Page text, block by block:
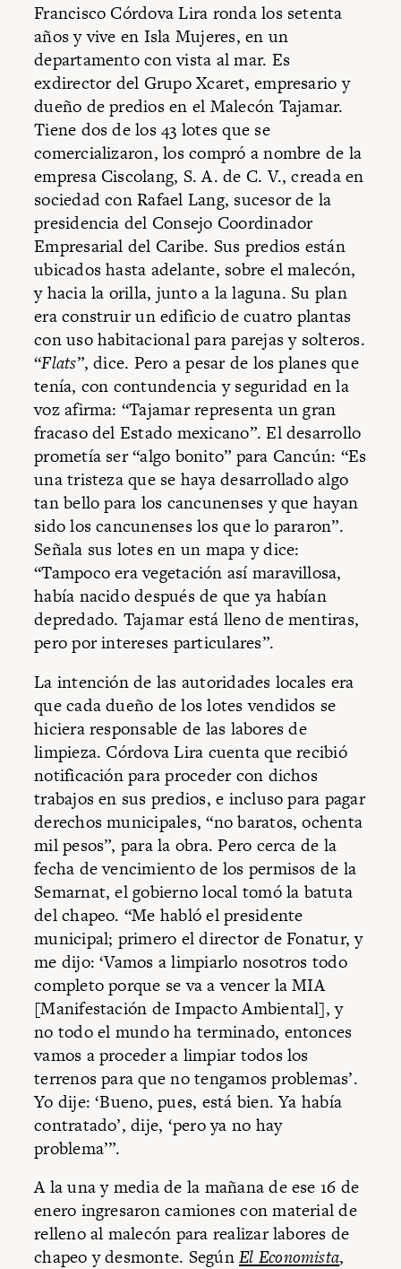
Francisco Córdova Lira ronda los setenta
años y vive en Isla Mujeres, en un
departamento con vista al mar. Es
exdirector del Grupo Xcaret, empresario y
dueño de predios en el Malecón Tajamar.
Tiene dos de los 43 lotes que se
comercializaron, los compró a nombre de la
empresa Ciscolang, S. A. de C. V., creada en
sociedad con Rafael Lang, sucesor de la
presidencia del Consejo Coordinador
Empresarial del Caribe. Sus predios están
ubicados hasta adelante, sobre el malecón,
y hacia la orilla, junto a la laguna. Su plan
era construir un edificio de cuatro plantas
con uso habitacional para parejas y solteros.
“Flats”, dice. Pero a pesar de los planes que
tenía, con contundencia y seguridad en la
voz afirma: “Tajamar representa un gran
fracaso del Estado mexicano”. El desarrollo
prometía ser “algo bonito” para Cancún: “Es
una tristeza que se haya desarrollado algo
tan bello para los cancunenses y que hayan
sido los cancunenses los que lo pararon”.
Señala sus lotes en un mapa y dice:
“Tampoco era vegetación así maravillosa,
había nacido después de que ya habían
depredado. Tajamar está lleno de mentiras,
pero por intereses particulares”.
La intención de las autoridades locales era
que cada dueño de los lotes vendidos se
hiciera responsable de las labores de
limpieza. Córdova Lira cuenta que recibió
notificación para proceder con dichos
trabajos en sus predios, e incluso para pagar
derechos municipales, “no baratos, ochenta
mil pesos”, para la obra. Pero cerca de la
fecha de vencimiento de los permisos de la
Semarnat, el gobierno local tomó la batuta
del chapeo. “Me habló el presidente
municipal; primero el director de Fonatur, y
me dijo: ‘Vamos a limpiarlo nosotros todo
completo porque se va a vencer la MIA
[Manifestación de Impacto Ambiental], y
no todo el mundo ha terminado, entonces
vamos a proceder a limpiar todos los
terrenos para que no tengamos problemas’.
Yo dije: ‘Bueno, pues, está bien. Ya había
contratado’, dije, ‘pero ya no hay
problema’”.
A la una y media de la mañana de ese 16 de
enero ingresaron camiones con material de
relleno al malecón para realizar labores de
chapeo y desmonte. SegúnEl Economista,